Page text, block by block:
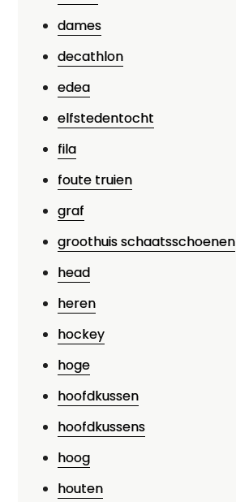
dames
decathlon
edea
elfstedentocht
fila
foute truien
graf
groothuis schaatsschoenen
head
heren
hockey
hoge
hoofdkussen
hoofdkussens
hoog
houten